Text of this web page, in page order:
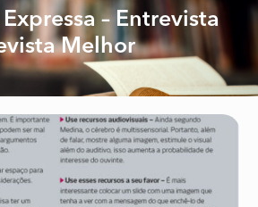
– Entrevista
Melhor